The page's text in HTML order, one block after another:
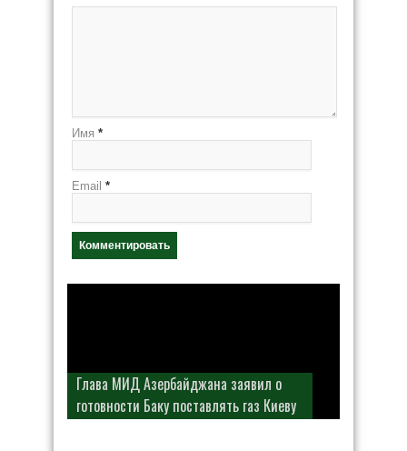
Имя *
Email *
Глава МИД Азербайджана заявил о
готовности Баку поставлять газ Киеву